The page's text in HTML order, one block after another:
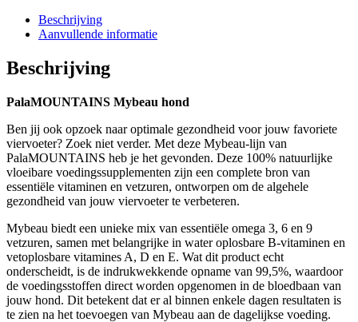
Beschrijving
Aanvullende informatie
Beschrijving
PalaMOUNTAINS Mybeau hond
Ben jij ook opzoek naar optimale gezondheid voor jouw favoriete
viervoeter? Zoek niet verder. Met deze Mybeau-lijn van
PalaMOUNTAINS heb je het gevonden. Deze 100% natuurlijke
vloeibare voedingssupplementen zijn een complete bron van
essentiële vitaminen en vetzuren, ontworpen om de algehele
gezondheid van jouw viervoeter te verbeteren.
Mybeau biedt een unieke mix van essentiële omega 3, 6 en 9
vetzuren, samen met belangrijke in water oplosbare B-vitaminen en
vetoplosbare vitamines A, D en E. Wat dit product echt
onderscheidt, is de indrukwekkende opname van 99,5%, waardoor
de voedingsstoffen direct worden opgenomen in de bloedbaan van
jouw hond. Dit betekent dat er al binnen enkele dagen resultaten is
te zien na het toevoegen van Mybeau aan de dagelijkse voeding.